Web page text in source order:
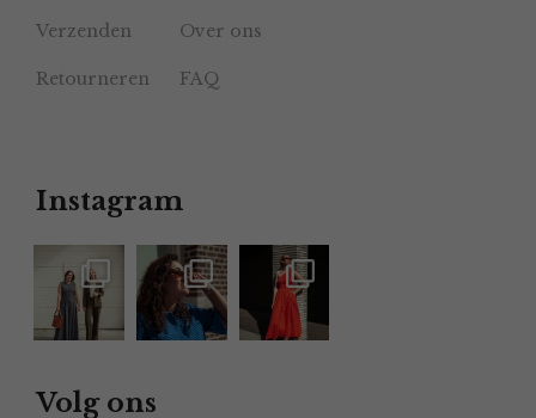
Verzenden Over ons
Retourneren FAQ
Instagram
Volg ons